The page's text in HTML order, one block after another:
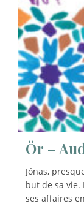
Ör –
Jónas,
but de sa
ses affaires